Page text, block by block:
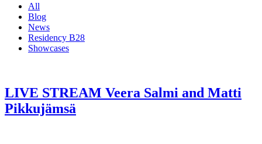
All
Blog
News
Residency B28
Showcases
LIVE STREAM Veera Salmi and Matti
Pikkujämsä